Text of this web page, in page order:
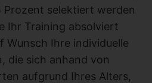
Prozent selektiert werden
Ihr Training absolviert
Wunsch Ihre individuelle
die sich anhand von
aufgrund Ihres Alters,